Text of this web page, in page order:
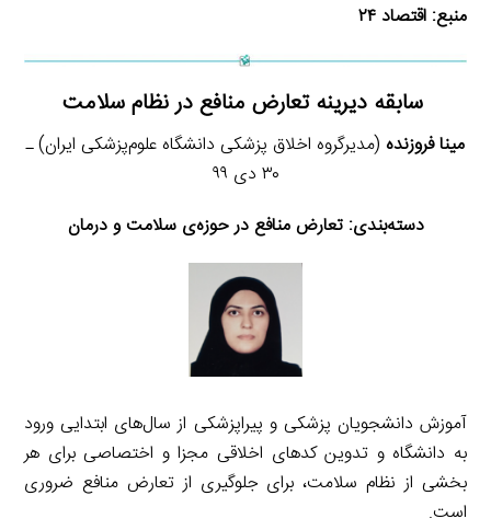
منبع: اقتصاد ۲۴
سابقه دیرینه تعارض منافع در نظام سلامت
مینا فروزنده (مدیرگروه اخلاق پزشکی دانشگاه علوم‌پزشکی ایران) ـ
۳۰ دی ۹۹
دسته‌بندی: تعارض منافع در حوزه‌ی سلامت و درمان
آموزش دانشجویان پزشکی و پیراپزشکی از سال‌های ابتدایی ورود
به دانشگاه و تدوین کدهای اخلاقی مجزا و اختصاصی برای هر
بخشی از نظام سلامت، برای جلوگیری از تعارض منافع ضروری
است.